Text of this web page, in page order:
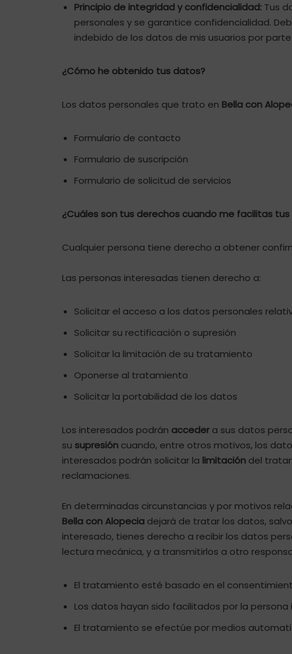
Principio de integridad y confidencialidad: Tus
personales y se garantice confidencialidad.
indebido de los datos de mis usuarios por
¿Cómo he obtenido tus datos?
Los datos personales que trato en Bella con
Formulario de contacto
Formulario de suscripción
Formulario de solicitud de servicios
¿Cuáles son tus derechos cuando me facilitas
Cualquier persona tiene derecho a obtener
Las personas interesadas tienen derecho a:
Solicitar el acceso a los datos personales
Solicitar su rectificación o supresión
Solicitar la limitación de su tratamiento
Oponerse al tratamiento
Solicitar la portabilidad de los datos
Los interesados podrán acceder a sus datos
su supresión cuando, entre otros motivos, los
interesados podrán solicitar la limitación del
reclamaciones.
En determinadas circunstancias y por motivos
Bella con Alopecia dejará de tratar los datos,
interesado, tienes derecho a recibir los datos
lectura mecánica, y a transmitirlos a otro
El tratamiento esté basado en el
Los datos hayan sido facilitados por la persona
El tratamiento se efectúe por medios